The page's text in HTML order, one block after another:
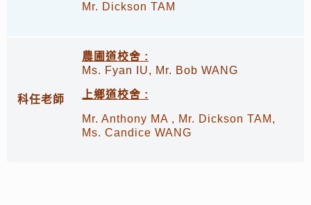
Mr. Dickson TAM
科任老師
農圃道校舍 :
Ms. Fyan IU, Mr. Bob WANG
上鄉道校舍 :
Mr. Anthony MA , Mr. Dickson TAM,
Ms. Candice WANG